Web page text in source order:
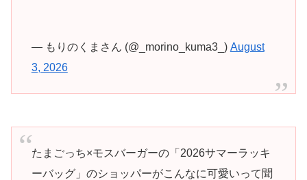
— もりのくまさん (@_morino_kuma3_) August
3, 2026
たまごっち×モスバーガーの「2026サマーラッキ
ーバッグ」のショッパーがこんなに可愛いって聞